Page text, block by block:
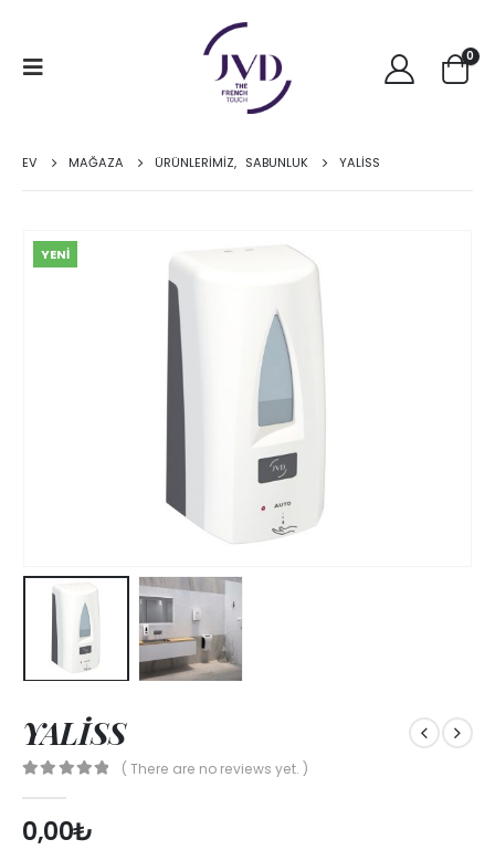
0
EV MAĞAZA ÜRÜNLERİMİZ, SABUNLUK YALİSS
YENİ
YALİSS
( There are no reviews yet. )
0,00₺